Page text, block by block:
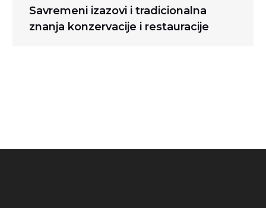
Next
post:
Savremeni izazovi i tradicionalna
znanja konzervacije i restauracije